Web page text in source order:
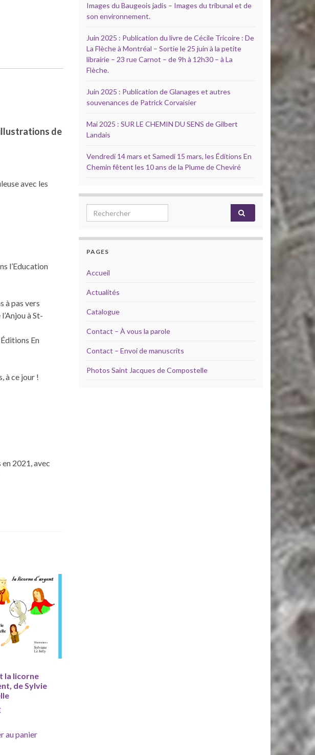
illustrations de
avec les
l’Education
à pas vers
à St-
En
à ce jour !
en 2021, avec
la licorne
de Sylvie
au panier
Images du Baugeois jadis – Images du tribunal et de
son environnement.
Juin 2025 : Publication du livre de Cécile Tricoire : De
La Flèche à Montréal – Sortie le 25 juin à la petite
librairie – 23 rue Carnot – de 9h à 12h30 – à La
Flèche.
Juin 2025 : Publication de Glanages et autres
souvenances de Patrick Corvaisier
Mai 2025 : SUR LE CHEMIN DU SENS de Gilbert
Landais
Vendredi 14 mars et Samedi 15 mars, les Éditions En
Chemin fêtent les 10 ans de la Plume de Cheviré
Search for:
PAGES
Accueil
Actualités
Catalogue
Contact – À vous la parole
Contact – Envoi de manuscrits
Photos Saint Jacques de Compostelle